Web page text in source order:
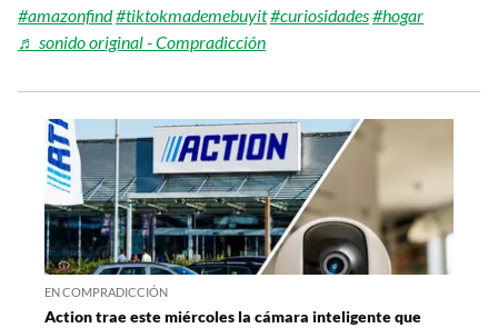
#amazonfind#tiktokmademebuyit#curiosidades#hogar
♬ sonido original - Compradicción
EN COMPRADICCIÓN
Action trae este miércoles la cámara inteligente que